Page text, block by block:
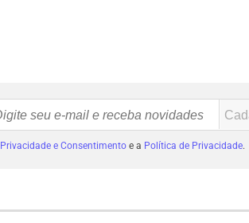
e Consentimentoe a Política de Privacidade.